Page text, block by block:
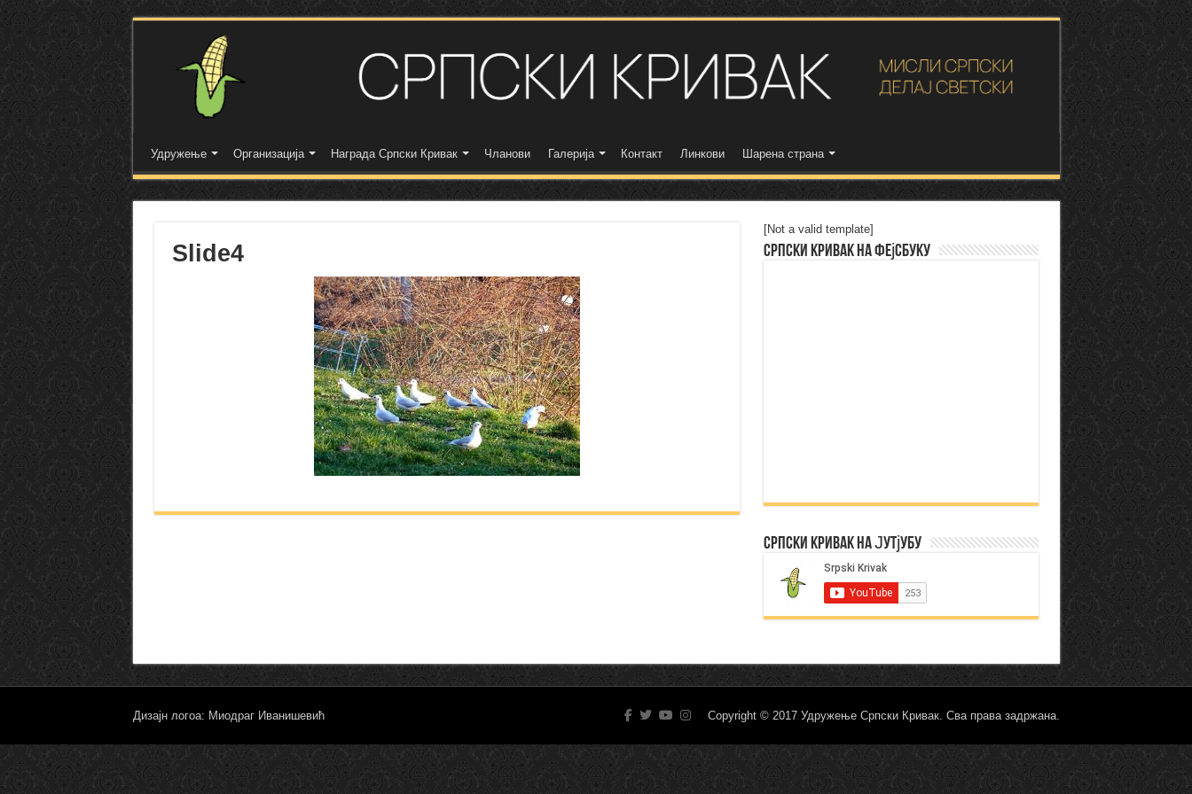
Удружење Организација Награда Српски Кривак Чланови Галерија Контакт Линкови Шарена страна
Slide4
[Not a valid template]
Српски Кривак на Фејсбуку
Српски Кривак на Јутјубу
Copyright © 2017 Удружење Српски Кривак. Сва права задржана.
Дизајн логоа: Миодраг Иванишевић